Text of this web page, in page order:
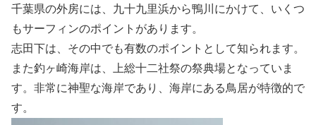
千葉県の外房には、九十九里浜から鴨川にかけて、いくつ
もサーフィンのポイントがあります。
志田下は、その中でも有数のポイントとして知られます。
また釣ヶ崎海岸は、上総十二社祭の祭典場となっていま
す。非常に神聖な海岸であり、海岸にある鳥居が特徴的で
す。